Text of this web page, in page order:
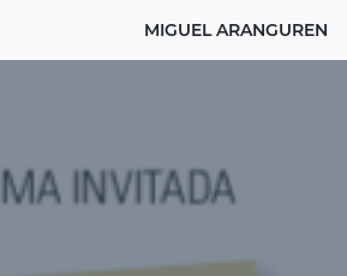
MIGUEL ARANGUREN